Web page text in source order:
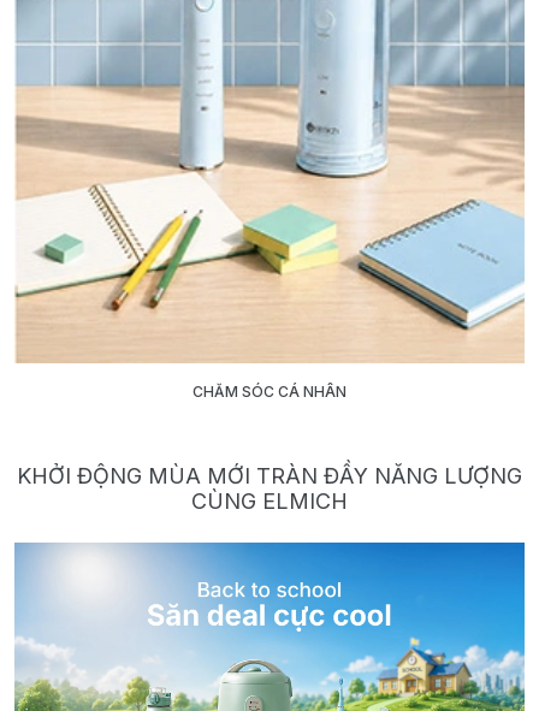
CHĂM SÓC CÁ NHÂN
KHỞI ĐỘNG MÙA MỚI TRÀN ĐẦY NĂNG LƯỢNG
CÙNG ELMICH